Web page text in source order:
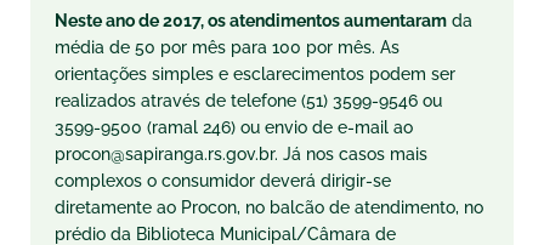
Neste ano de 2017, os atendimentos aumentaram da
média de 50 por mês para 100 por mês. As
orientações simples e esclarecimentos podem ser
realizados através de telefone (51) 3599-9546 ou
3599-9500 (ramal 246) ou envio de e-mail ao
procon@sapiranga.rs.gov.br. Já nos casos mais
complexos o consumidor deverá dirigir-se
diretamente ao Procon, no balcão de atendimento, no
prédio da Biblioteca Municipal/Câmara de